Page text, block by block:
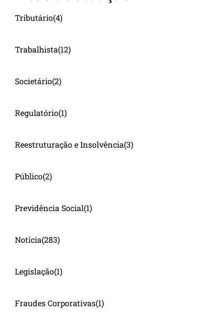
Tributário(4)
Trabalhista(12)
Societário(2)
Regulatório(1)
Reestruturação e Insolvência(3)
Público(2)
Previdência Social(1)
Notícia(283)
Legislação(1)
Fraudes Corporativas(1)